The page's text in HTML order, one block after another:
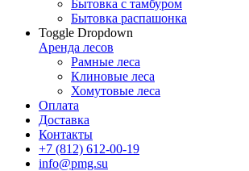
Бытовка с тамбуром
Бытовка распашонка
Toggle Dropdown
Аренда лесов
Рамные леса
Клиновые леса
Хомутовые леса
Оплата
Доставка
Контакты
+7 (812) 612-00-19
info@pmg.su